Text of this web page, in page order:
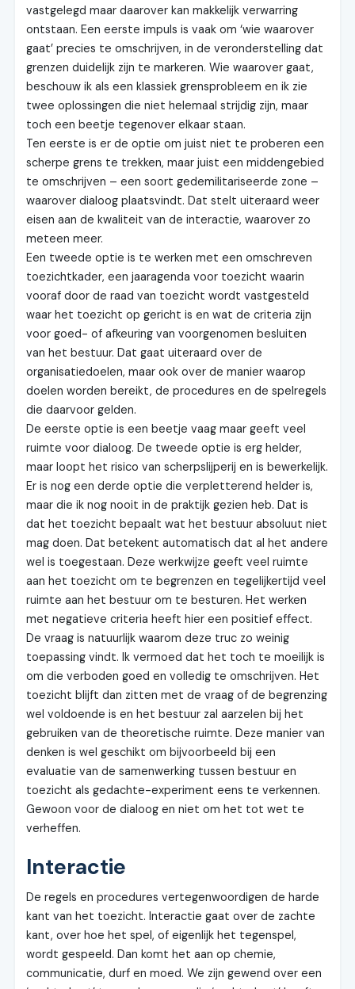
vastgelegd maar daarover kan makkelijk verwarring
ontstaan. Een eerste impuls is vaak om ‘wie waarover
gaat’ precies te omschrijven, in de veronderstelling dat
grenzen duidelijk zijn te markeren. Wie waarover gaat,
beschouw ik als een klassiek grensprobleem en ik zie
twee oplossingen die niet helemaal strijdig zijn, maar
toch een beetje tegenover elkaar staan.
Ten eerste is er de optie om juist niet te proberen een
scherpe grens te trekken, maar juist een middengebied
te omschrijven – een soort gedemilitariseerde zone –
waarover dialoog plaatsvindt. Dat stelt uiteraard weer
eisen aan de kwaliteit van de interactie, waarover zo
meteen meer.
Een tweede optie is te werken met een omschreven
toezichtkader, een jaaragenda voor toezicht waarin
vooraf door de raad van toezicht wordt vastgesteld
waar het toezicht op gericht is en wat de criteria zijn
voor goed- of afkeuring van voorgenomen besluiten
van het bestuur. Dat gaat uiteraard over de
organisatiedoelen, maar ook over de manier waarop
doelen worden bereikt, de procedures en de spelregels
die daarvoor gelden.
De eerste optie is een beetje vaag maar geeft veel
ruimte voor dialoog. De tweede optie is erg helder,
maar loopt het risico van scherpslijperij en is bewerkelijk.
Er is nog een derde optie die verpletterend helder is,
maar die ik nog nooit in de praktijk gezien heb. Dat is
dat het toezicht bepaalt wat het bestuur absoluut niet
mag doen. Dat betekent automatisch dat al het andere
wel is toegestaan. Deze werkwijze geeft veel ruimte
aan het toezicht om te begrenzen en tegelijkertijd veel
ruimte aan het bestuur om te besturen. Het werken
met negatieve criteria heeft hier een positief effect.
De vraag is natuurlijk waarom deze truc zo weinig
toepassing vindt. Ik vermoed dat het toch te moeilijk is
om die verboden goed en volledig te omschrijven. Het
toezicht blijft dan zitten met de vraag of de begrenzing
wel voldoende is en het bestuur zal aarzelen bij het
gebruiken van de theoretische ruimte. Deze manier van
denken is wel geschikt om bijvoorbeeld bij een
evaluatie van de samenwerking tussen bestuur en
toezicht als gedachte-experiment eens te verkennen.
Gewoon voor de dialoog en niet om het tot wet te
verheffen.
Interactie
De regels en procedures vertegenwoordigen de harde
kant van het toezicht. Interactie gaat over de zachte
kant, over hoe het spel, of eigenlijk het tegenspel,
wordt gespeeld. Dan komt het aan op chemie,
communicatie, durf en moed. We zijn gewend over een